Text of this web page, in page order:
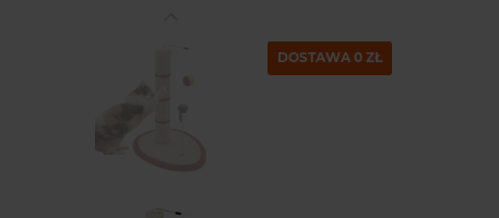
DOSTAWA 0 ZŁ